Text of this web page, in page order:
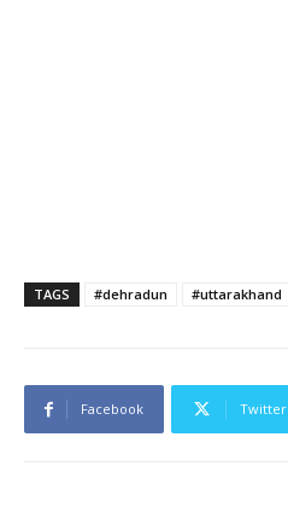
TAGS #dehradun #uttarakhand
Facebook Twitter